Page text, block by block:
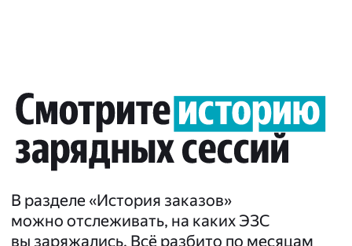
В разделе «История заказов»
можно отслеживать, на каких ЭЗС
вы заряжались. Всё разбито по месяцам